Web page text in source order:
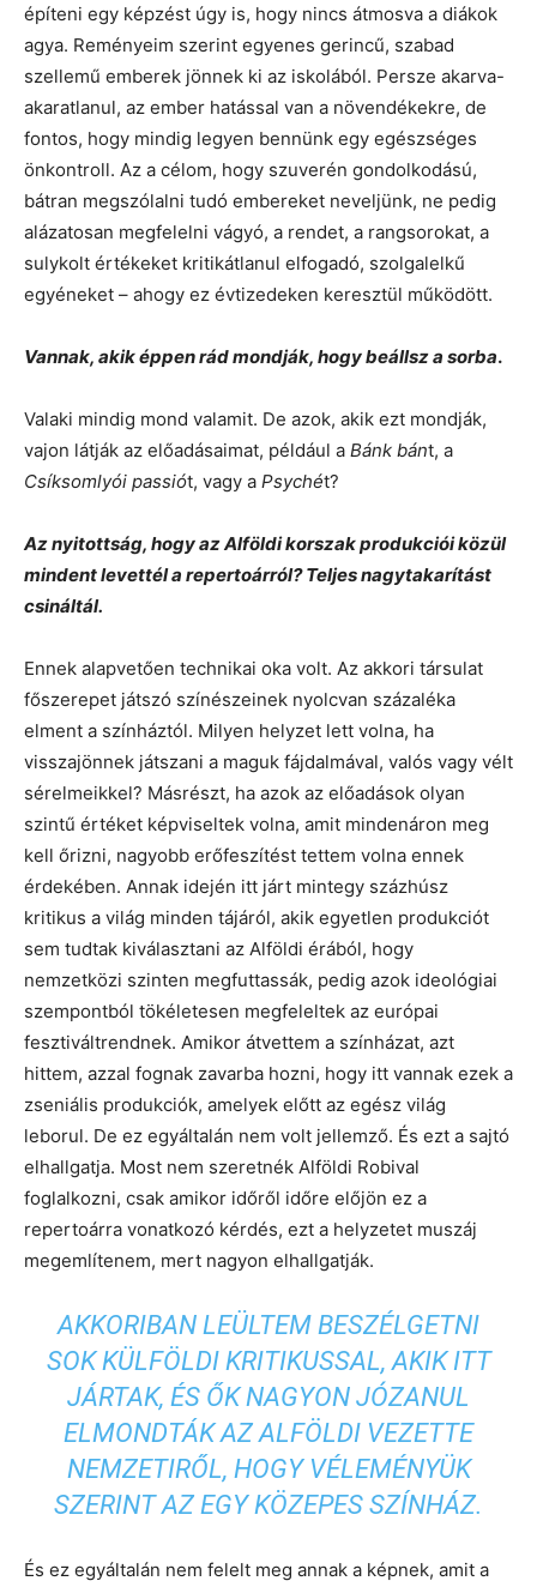
építeni egy képzést úgy is, hogy nincs átmosva a diákok
agya. Reményeim szerint egyenes gerincű, szabad
szellemű emberek jönnek ki az iskolából. Persze akarva-
akaratlanul, az ember hatással van a növendékekre, de
fontos, hogy mindig legyen bennünk egy egészséges
önkontroll. Az a célom, hogy szuverén gondolkodású,
bátran megszólalni tudó embereket neveljünk, ne pedig
alázatosan megfelelni vágyó, a rendet, a rangsorokat, a
sulykolt értékeket kritikátlanul elfogadó, szolgalelkű
egyéneket – ahogy ez évtizedeken keresztül működött.
Vannak, akik éppen rád mondják, hogy beállsz a sorba.
Valaki mindig mond valamit. De azok, akik ezt mondják,
vajon látják az előadásaimat, például a Bánk bánt, a
Csíksomlyói passiót, vagy a Psychét?
Az nyitottság, hogy az Alföldi korszak produkciói közül
mindent levettél a repertoárról? Teljes nagytakarítást
csináltál.
Ennek alapvetően technikai oka volt. Az akkori társulat
főszerepet játszó színészeinek nyolcvan százaléka
elment a színháztól. Milyen helyzet lett volna, ha
visszajönnek játszani a maguk fájdalmával, valós vagy vélt
sérelmeikkel? Másrészt, ha azok az előadások olyan
szintű értéket képviseltek volna, amit mindenáron meg
kell őrizni, nagyobb erőfeszítést tettem volna ennek
érdekében. Annak idején itt járt mintegy százhúsz
kritikus a világ minden tájáról, akik egyetlen produkciót
sem tudtak kiválasztani az Alföldi érából, hogy
nemzetközi szinten megfuttassák, pedig azok ideológiai
szempontból tökéletesen megfeleltek az európai
fesztiváltrendnek. Amikor átvettem a színházat, azt
hittem, azzal fognak zavarba hozni, hogy itt vannak ezek a
zseniális produkciók, amelyek előtt az egész világ
leborul. De ez egyáltalán nem volt jellemző. És ezt a sajtó
elhallgatja. Most nem szeretnék Alföldi Robival
foglalkozni, csak amikor időről időre előjön ez a
repertoárra vonatkozó kérdés, ezt a helyzetet muszáj
megemlítenem, mert nagyon elhallgatják.
AKKORIBAN LEÜLTEM BESZÉLGETNI
SOK KÜLFÖLDI KRITIKUSSAL, AKIK ITT
JÁRTAK, ÉS ŐK NAGYON JÓZANUL
ELMONDTÁK AZ ALFÖLDI VEZETTE
NEMZETIRŐL, HOGY VÉLEMÉNYÜK
SZERINT AZ EGY KÖZEPES SZÍNHÁZ.
És ez egyáltalán nem felelt meg annak a képnek, amit a